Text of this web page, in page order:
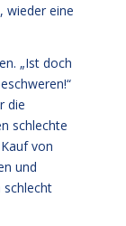
wieder eine
„Ist doch
die
schlechte
von
und
schlecht